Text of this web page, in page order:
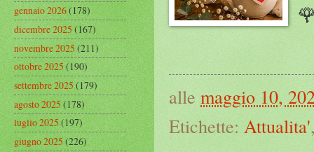
alle maggio 10,
Etichette: Attualita'
gennaio 2026(178)
dicembre 2025(167)
novembre 2025(211)
ottobre 2025(190)
settembre 2025(179)
agosto 2025(178)
luglio 2025(197)
giugno 2025(226)